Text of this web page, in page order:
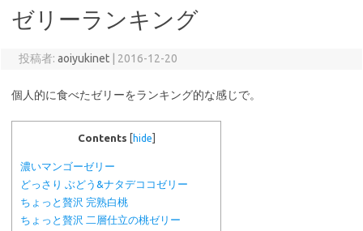
ゼリーランキング
投稿者: aoiyukinet 2016-12-20
個人的に食べたゼリーをランキング的な感じで。
Contents [ hide
濃いマンゴーゼリー
どっさり ぶどう&ナタデココゼリー
ちょっと贅沢 完熟白桃
ちょっと贅沢 二層仕立の桃ゼリー